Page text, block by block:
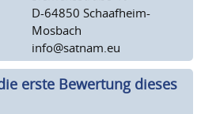
D-64850 Schaafheim-
Mosbach
info@satnam.eu
erste Bewertung dieses